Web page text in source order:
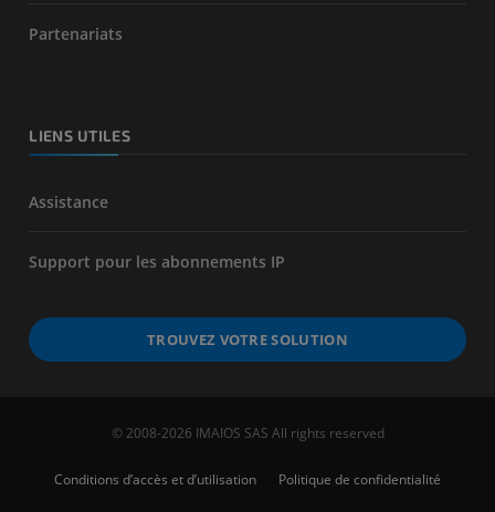
Partenariats
LIENS UTILES
Assistance
Support pour les abonnements IP
TROUVEZ VOTRE SOLUTION
© 2008-2026 IMAIOS SAS All rights reserved
Conditions d’accès et d’utilisation
Politique de confidentialité